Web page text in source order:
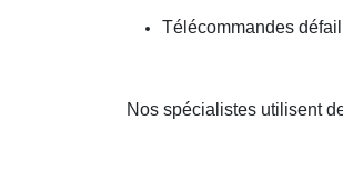
Télécommandes
Nos spécialistes utilisent